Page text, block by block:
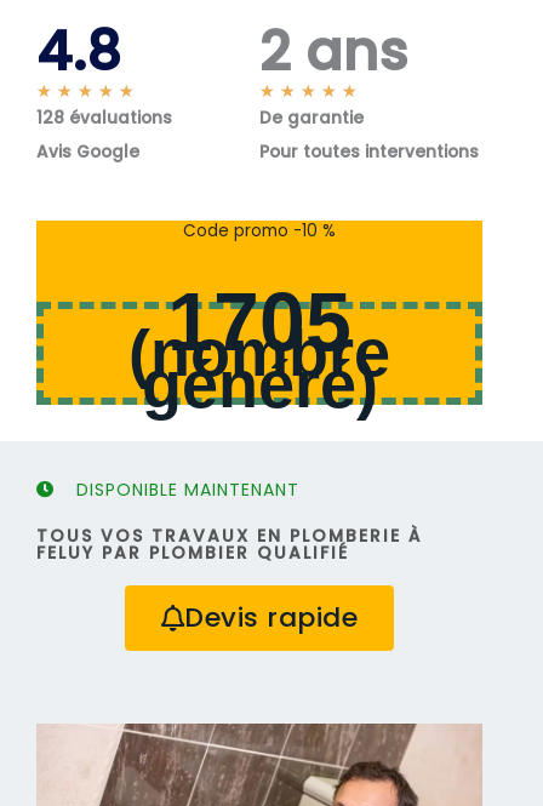
4.8
★ ★ ★ ★ ★
o
s
128 évaluations
Avis Google
2 ans
★ ★ ★ ★ ★
o
s
De garantie
Pour toutes interventions
Code promo -10 %
1705
(nombre
généré)
DISPONIBLE MAINTENANT
TOUS VOS TRAVAUX EN PLOMBERIE À
FELUY PAR PLOMBIER QUALIFIÉ
Devis rapide